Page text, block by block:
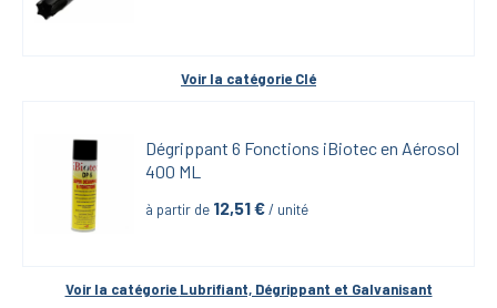
Voir la catégorie Clé
Dégrippant 6 Fonctions iBiotec en Aérosol
400 ML
à partir de 12,51 € / unité
Voir la catégorie Lubrifiant, Dégrippant et Galvanisant